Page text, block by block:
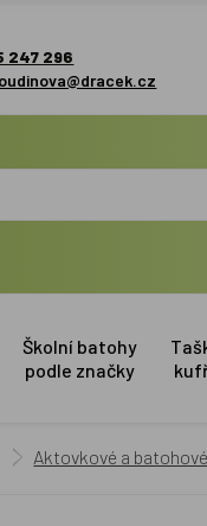
247 296
Školní batohy
podle značky
Aktovkové a